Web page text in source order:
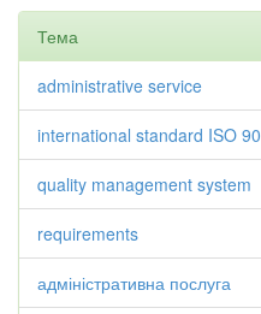
Тема
administrative service
international standard ISO
quality management system
requirements
адміністративна послуга